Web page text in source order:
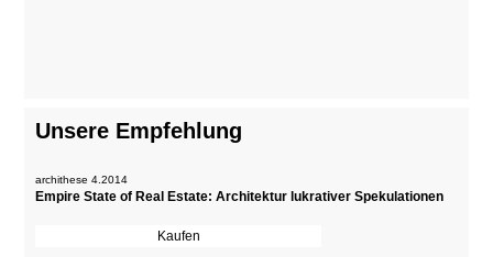
Unsere Empfehlung
archithese 4.2014
Empire State of Real Estate: Architektur lukrativer Spekulationen